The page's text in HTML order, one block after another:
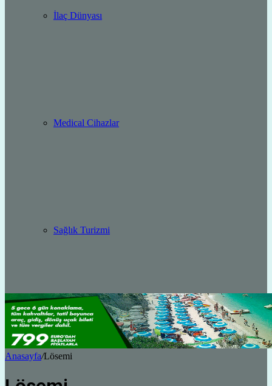
İlaç Dünyası
Medical Cihazlar
Sağlık Turizmi
Anasayfa/Lösemi